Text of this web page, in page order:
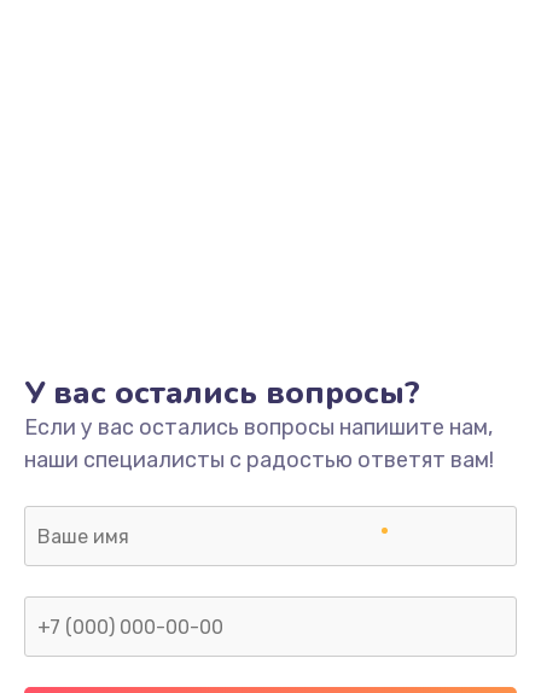
У вас остались вопросы?
Если у вас остались вопросы напишите нам,
наши специалисты с радостью ответят вам!